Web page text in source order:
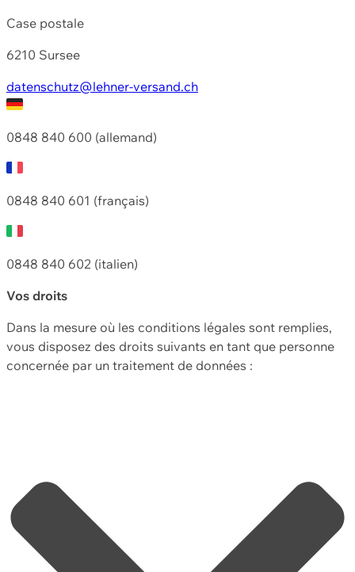
Case postale
6210 Sursee
datenschutz@lehner-versand.ch
0848 840 600 (allemand)
0848 840 601 (français)
0848 840 602 (italien)
Vos droits
Dans la mesure où les conditions légales sont remplies,
vous disposez des droits suivants en tant que personne
concernée par un traitement de données :